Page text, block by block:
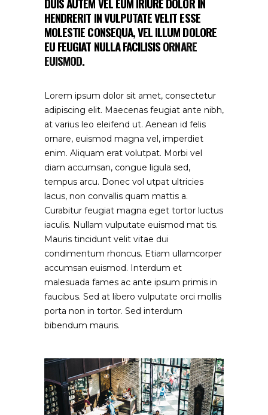
HENDRERIT IN VULPUTATE VELIT ESSE
MOLESTIE CONSEQUA, VEL ILLUM DOLORE
EU FEUGIAT NULLA FACILISISORNARE
EUISMOD.
Lorem ipsum dolor sit amet, consectetur
adipiscing elit. Maecenas feugiat ante nibh,
at varius leo eleifend ut. Aenean id felis
ornare, euismod magna vel, imperdiet
enim. Aliquam erat volutpat. Morbi vel
diam accumsan, congue ligula sed,
tempus arcu. Donec vol utpat ultricies
lacus, non convallis quam mattis a.
Curabitur feugiat magna eget tortor luctus
iaculis. Nullam vulputate euismod mat tis.
Mauris tincidunt velit vitae dui
condimentum rhoncus. Etiam ullamcorper
accumsan euismod. Interdum et
malesuada fames ac ante ipsum primis in
faucibus. Sed at libero vulputate orci mollis
porta non in tortor. Sed interdum
bibendum mauris.